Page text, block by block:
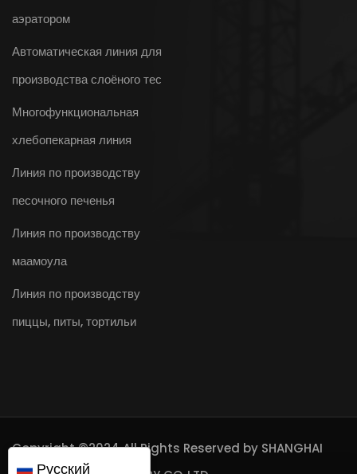
аэратором
Автоматическая линия для
производства слоёного тес
Многофункциональная
хлебопекарная линия
Линия по производству
песочного печенья
Линия по производству
маамоула
Линия по производству
пиццы, питы, тортильи
Copyright ©2024 All Rights Reserved by SHANGHAI
Русский